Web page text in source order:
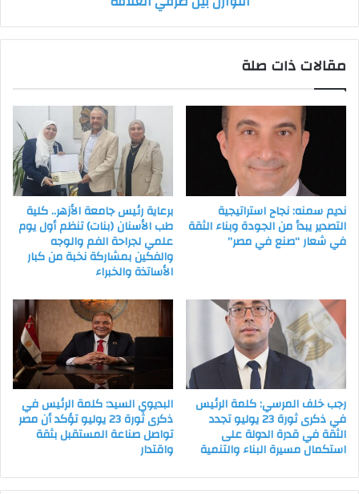
تطبيق
وتحقيق
مقالات ذات صلة
نديم سمنه: نجاح استراتيجية
التصدير يبدأ من الجودة وبناء الثقة
في شعار “صنع في مصر”
برعاية رئيس جامعة الأزهر.. كلية
طب الأسنان (بنات) تنظم أول يوم
علمي لجراحة الفم والوجه
والفكين بمشاركة نخبة من كبار
الأساتذة والخبراء
رجب خلف المرسي: كلمة الرئيس
في ذكرى ثورة 23 يوليو تجدد
الثقة في قدرة الدولة على
استكمال مسيرة البناء والتنمية
البديوي السيد: كلمة الرئيس في
ذكرى ثورة 23 يوليو تؤكد أن مصر
تواصل صناعة المستقبل بثقة
واقتدار